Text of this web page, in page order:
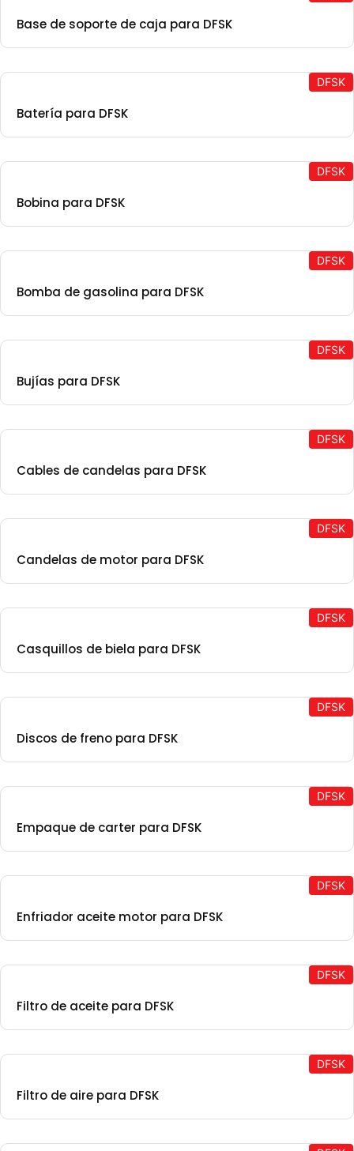
Base de soporte de caja para DFSK
DFSK
Batería para DFSK
DFSK
Bobina para DFSK
DFSK
Bomba de gasolina para DFSK
DFSK
Bujías para DFSK
DFSK
Cables de candelas para DFSK
DFSK
Candelas de motor para DFSK
DFSK
Casquillos de biela para DFSK
DFSK
Discos de freno para DFSK
DFSK
Empaque de carter para DFSK
DFSK
Enfriador aceite motor para DFSK
DFSK
Filtro de aceite para DFSK
DFSK
Filtro de aire para DFSK